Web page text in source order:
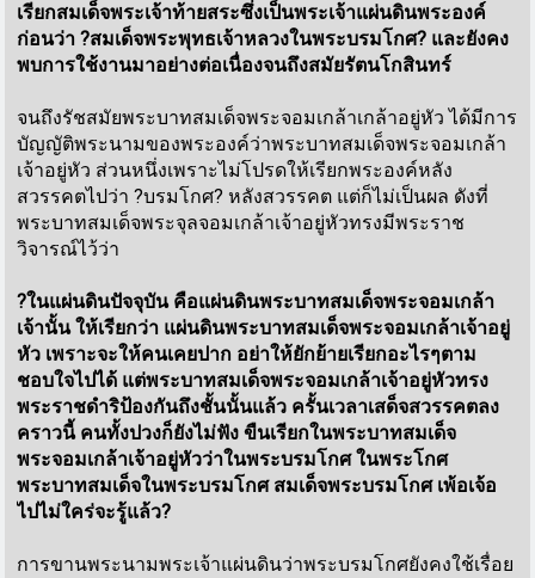
เรียกสมเด็จพระเจ้าท้ายสระซึ่งเป็นพระเจ้าแผ่นดินพระองค์
ก่อนว่า ?สมเด็จพระพุทธเจ้าหลวงในพระบรมโกศ? และยังคง
พบการใช้งานมาอย่างต่อเนื่องจนถึงสมัยรัตนโกสินทร์
จนถึงรัชสมัยพระบาทสมเด็จพระจอมเกล้าเกล้าอยู่หัว ได้มีการ
บัญญัติพระนามของพระองค์ว่าพระบาทสมเด็จพระจอมเกล้า
เจ้าอยู่หัว ส่วนหนึ่งเพราะไม่โปรดให้เรียกพระองค์หลัง
สวรรคตไปว่า ?บรมโกศ? หลังสวรรคต แต่ก็ไม่เป็นผล ดังที่
พระบาทสมเด็จพระจุลจอมเกล้าเจ้าอยู่หัวทรงมีพระราช
วิจารณ์ไว้ว่า
?ในแผ่นดินปัจจุบัน คือแผ่นดินพระบาทสมเด็จพระจอมเกล้า
เจ้านั้น ให้เรียกว่า แผ่นดินพระบาทสมเด็จพระจอมเกล้าเจ้าอยู่
หัว เพราะจะให้คนเคยปาก อย่าให้ยักย้ายเรียกอะไรๆตาม
ชอบใจไปได้ แต่พระบาทสมเด็จพระจอมเกล้าเจ้าอยู่หัวทรง
พระราชดำริป้องกันถึงชั้นนั้นแล้ว ครั้นเวลาเสด็จสวรรคตลง
คราวนี้ คนทั้งปวงก็ยังไม่ฟัง ขืนเรียกในพระบาทสมเด็จ
พระจอมเกล้าเจ้าอยู่หัวว่าในพระบรมโกศ ในพระโกศ
พระบาทสมเด็จในพระบรมโกศ สมเด็จพระบรมโกศ เพ้อเจ้อ
ไปไม่ใคร่จะรู้แล้ว?
การขานพระนามพระเจ้าแผ่นดินว่าพระบรมโกศยังคงใช้เรื่อย